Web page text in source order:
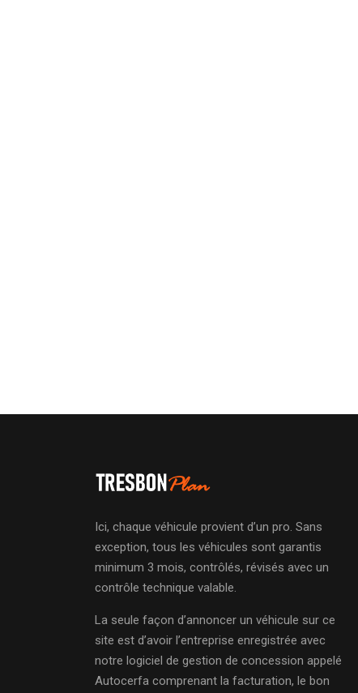
Ici, chaque véhicule provient d’un pro. Sans
exception, tous les véhicules sont garantis
minimum 3 mois, contrôlés, révisés avec un
contrôle technique valable.
La seule façon d’annoncer un véhicule sur ce
site est d’avoir l’entreprise enregistrée avec
notre logiciel de gestion de concession appelé
Autocerfa comprenant la facturation, le bon